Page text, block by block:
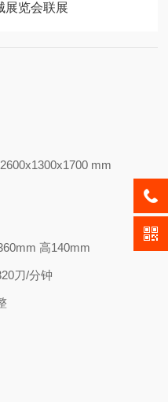
展览会联展
mm
高140mm
刀/分钟